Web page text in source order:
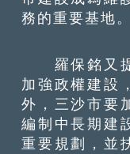
務的重要基地。
羅保銘又提
加強政權建設
外，三沙市要
編制中長期建
重要規劃，並